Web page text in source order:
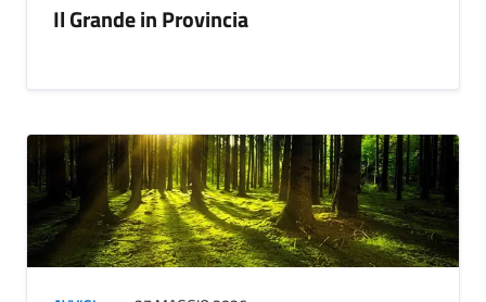
Il Grande in Provincia